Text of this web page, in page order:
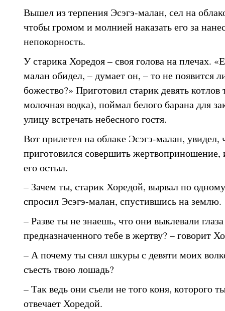
Вышел из терпения Эсэгэ-малан, сел на
чтобы громом и молнией наказать его за
непокорность.
У старика Хоредоя – своя голова на плечах.
малан обидел, – думает он, – то не появится
божество?» Приготовил старик девять котлов
молочная водка), поймал белого барана для
улицу встречать небесного гостя.
Вот прилетел на облаке Эсэгэ-малан, увидел,
приготовился совершить жертвоприношение,
его остыл.
– Зачем ты, старик Хоредой, вырвал по
спросил Эсэгэ-малан, спустившись на землю.
– Разве ты не знаешь, что они выклевали
предназначенного тебе в жертву? – говорит
– А почему ты снял шкуры с девяти моих
съесть твою лошадь?
– Так ведь они съели не того коня, которого
отвечает Хоредой.